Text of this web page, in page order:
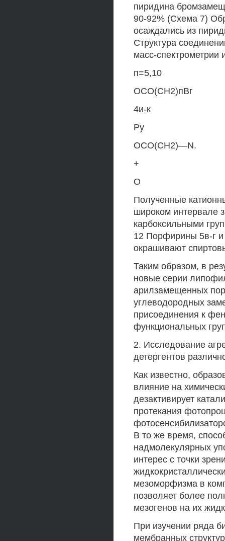
пиридина
90-92% (Схема 7)
осаждались из
Структура
масс-спектрометрии
п=5,10
ОСО(СН2)пВг
4и-к
Ру
ОСО(СН2)—N.
+
О
Полученные
широком интервале
карбоксильными
12 Порфирины 5в-г и
окрашивают
Таким образом, в
новые серии
арилзамещенных
углеводородных
присоединения к
функциональных
2. Исследование
детергентов
Как известно,
влияние на
дезактивирует
протекания
В то же время,
надмолекулярных
интерес с точки
мезоморфизма в
позволяет более
мезогенов на их
При изучении ряда
мембранных